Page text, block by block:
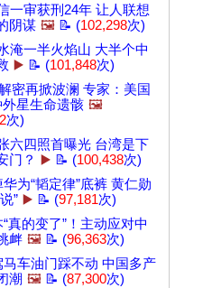
一审获刑24年 让人联想
阴谋 🖼️ 📝 (102,298次)
淹一半火焰山 大半个中
▶️ 📝 (101,848次)
密再掀波澜 专家：美国
星生命遗骸 🖼️
次)
六四照首曝光 台湾是下
门？
▶️ 📝 (100,438次)
华为“韬定律”底裤 黄仁勋
” ▶️ 📝 (97,181次)
真的变了”！主动应对中
衅 🖼️ 📝 (96,363次)
马车油门踩不动 中国多产
潮 🖼️ 📝 (87,300次)